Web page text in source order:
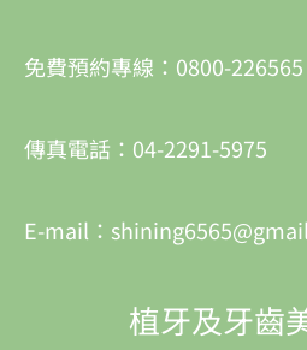
免費預約專線：0800-226565
傳真電話：04-2291-5975
E-mail：
植牙及牙齒